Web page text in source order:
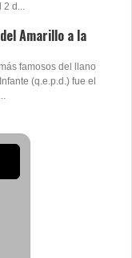
d...
Amarillo a la
famosos del llano
(q.e.p.d.) fue el